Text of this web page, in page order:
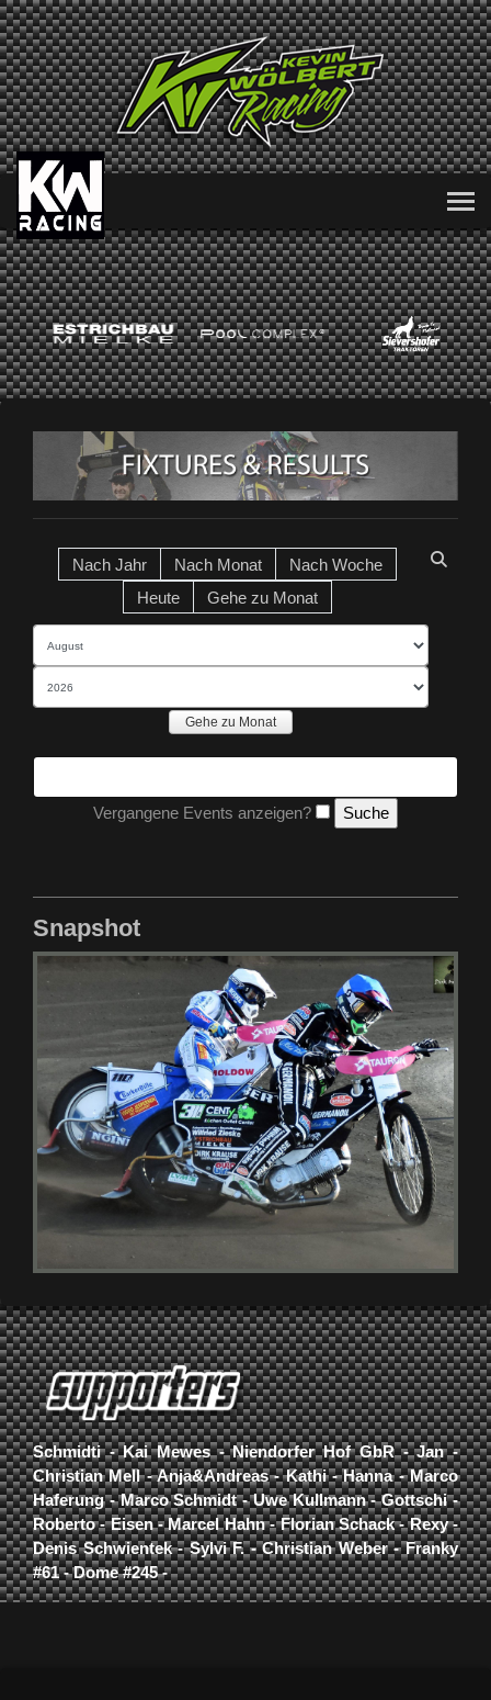
Nach Jahr Nach Monat
Nach Woche
Heute
Gehe zu Monat
Gehe zu Monat
Vergangene Events anzeigen?
Snapshot
Schmidti - Kai Mewes - Niendorfer Hof GbR - Jan -
Christian Mell - Anja&Andreas - Kathi - Hanna - Marco
Haferung - Marco Schmidt - Uwe Kullmann - Gottschi -
Roberto - Eisen - Marcel Hahn - Florian Schack - Rexy -
Denis Schwientek - Sylvi F. - Christian Weber - Franky
#61 - Dome #245 -